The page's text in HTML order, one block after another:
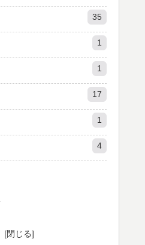
35
1
1
17
1
4